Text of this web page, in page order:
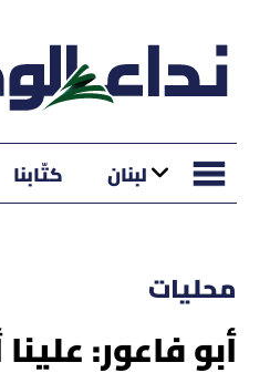
لبنان كتّابنا
محليات
أبو فاعور: